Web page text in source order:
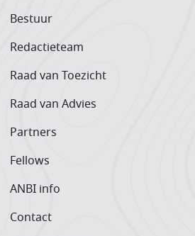
Bestuur
Redactieteam
Raad van Toezicht
Raad van Advies
Partners
Fellows
ANBI info
Contact